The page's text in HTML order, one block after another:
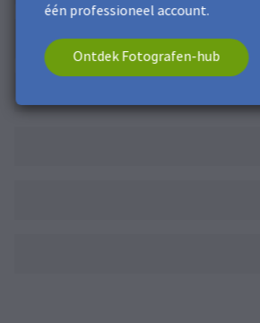
één professioneel account.
Ontdek Fotografen-hub